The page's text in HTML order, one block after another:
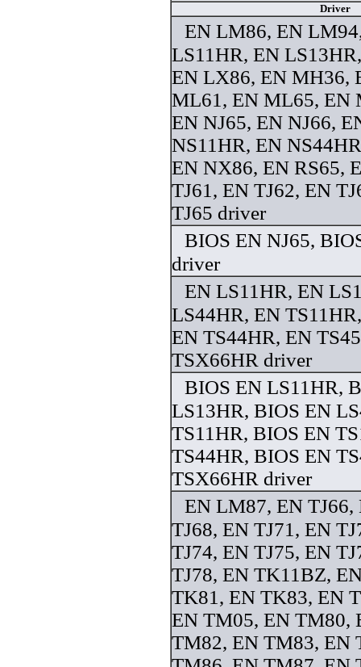
Driver
EN LM86, EN
LS11HR, EN
EN LX86, EN MH36,
ML61, EN ML65, EN
EN NJ65, EN NJ66,
NS11HR, EN
EN NX86, EN RS65,
TJ61, EN TJ62, EN
TJ65 driver
BIOS EN NJ65,
driver
EN LS11HR, EN
LS44HR, EN
EN TS44HR, EN
TSX66HR driver
BIOS EN LS11HR,
LS13HR, BIOS EN
TS11HR, BIOS EN
TS44HR, BIOS EN
TSX66HR driver
EN LM87, EN TJ66,
TJ68, EN TJ71, EN
TJ74, EN TJ75, EN
TJ78, EN TK11BZ,
TK81, EN TK83, EN
EN TM05, EN TM80,
TM82, EN TM83, EN